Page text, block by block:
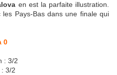
en est la parfaite illustration.
Pays-Bas dans une finale qui
0
: 3/2
3/2